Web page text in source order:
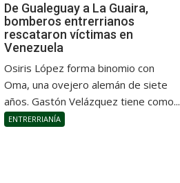
De Gualeguay a La Guaira,
bomberos entrerrianos
rescataron víctimas en
Venezuela
Osiris López forma binomio con
Oma, una ovejero alemán de siete
años. Gastón Velázquez tiene como...
ENTRERRIANÍA